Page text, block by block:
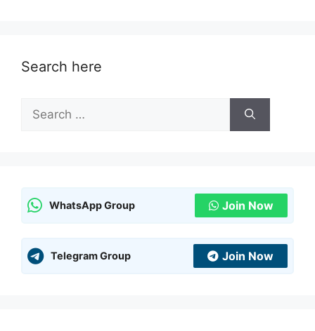
Search here
for:
WhatsApp Group Join Now
Telegram Group Join Now